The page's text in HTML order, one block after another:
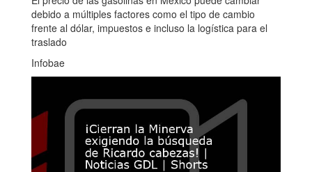
debido a múltiples factores como el tipo de cambio
frente al dólar, impuestos e incluso la logística para el
traslado
Infobae